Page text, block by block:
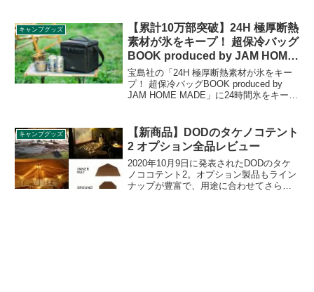
月21日販売開始です。詳細をレビューし
ます。
キャンプグッズ
【累計10万部突破】24H 極厚断熱
素材が氷をキープ！ 超保冷バッグ
BOOK produced by JAM HOME
MADE
宝島社の「24H 極厚断熱素材が氷をキー
プ！ 超保冷バッグBOOK produced by
JAM HOME MADE」に24時間氷をキープ
厚断熱材超保冷バッグが、JAM HOME
MADE（ジャムホームメイド）とコラボ
して登場です。詳細をレビューします。
キャンプグッズ
【新商品】DODのタケノコテント
2 オプション全品レビュー
2020年10月9日に発表されたDODのタケ
ノココテント2。オプション製品もライン
ナップが豊富で、用途に合わせてさらに